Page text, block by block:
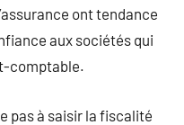
ont tendance
aux sociétés qui
comptable.
pas à saisir la fiscalité